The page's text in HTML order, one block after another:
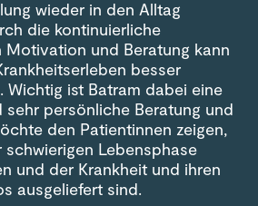
wieder in den Alltag
die kontinuierliche
Motivation und Beratung kann
besser
Wichtig ist Batram dabei eine
sehr persönliche Beratung und
den Patientinnen zeigen,
schwierigen Lebensphase
und der Krankheit und ihren
ausgeliefert sind.